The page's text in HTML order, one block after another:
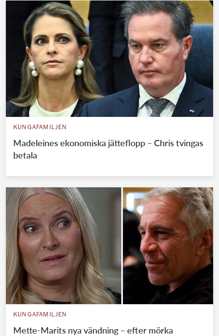
KUNGAFAMILJEN
Madeleines ekonomiska jätteflopp – Chris tvingas
betala
KUNGAFAMILJEN
Mette-Marits nya vändning – efter mörka